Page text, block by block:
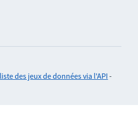
des jeux de données via l'API -